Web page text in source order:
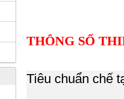
THÔNG SỐ
Tiêu chuẩn